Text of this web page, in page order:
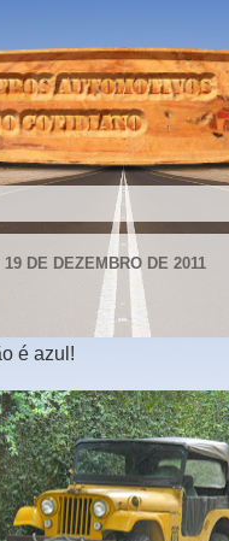
DE DEZEMBRO DE 2011
é azul!